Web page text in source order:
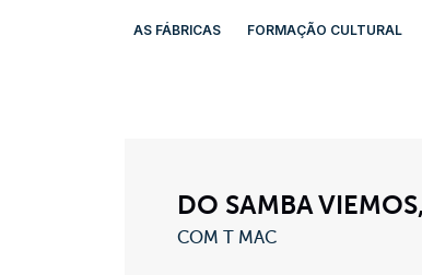
AS FÁBRICAS FORMAÇÃO CULTURAL
DO SAMBA
COM T MAC